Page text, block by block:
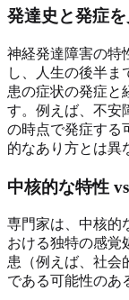
発達史と発症
神経発達障害の特
し、人生の後半ま
患の症状の発症と
す。例えば、不安
の時点で発症する
的なあり方とは異
中核的な特性
専門家は、中核的
おける独特の感覚
患（例えば、社会
である可能性のあ